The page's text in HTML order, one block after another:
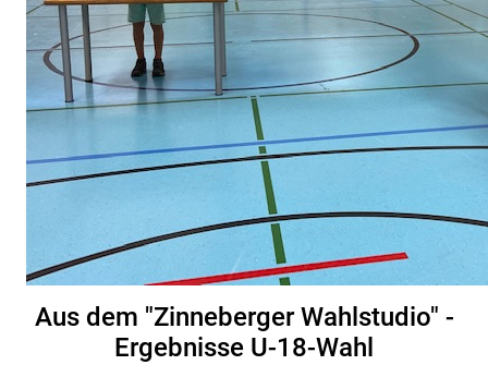
Aus dem "Zinneberger Wahlstudio" -
Ergebnisse U-18-Wahl